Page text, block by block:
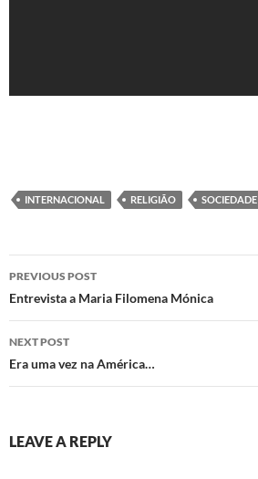
INTERNACIONAL RELIGIÃO SOCIEDADE
Post
navigation
PREVIOUS POST
Entrevista a Maria Filomena Mónica
NEXT POST
Era uma vez na América…
LEAVE A REPLY